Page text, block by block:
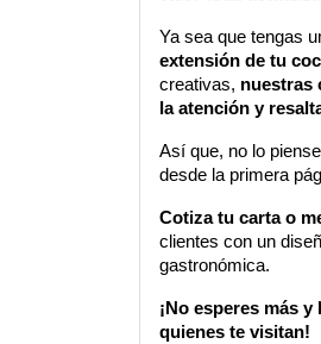
Ya sea que tengas
extensión de tu
creativas, nuestras
la atención y
Así que, no lo
desde la primera
Cotiza tu carta o
clientes con un
gastronómica.
¡No esperes más
quienes te visitan!